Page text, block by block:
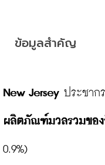
ข้อมูลสำคัญ
New Jersey
ผลิตภัณฑ์มวลรวมของ